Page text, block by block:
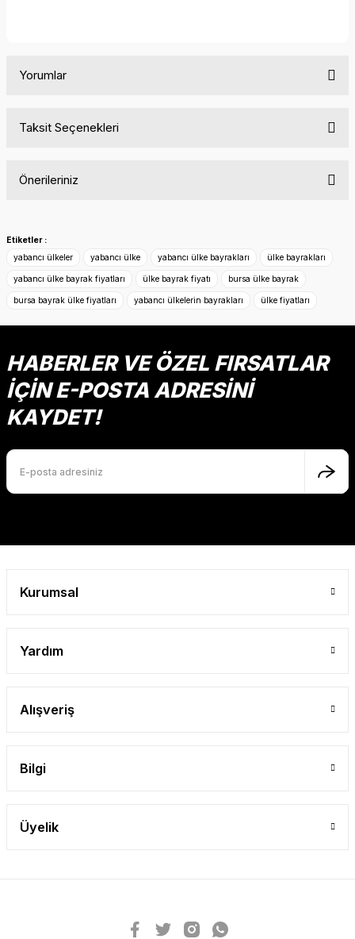
Yorumlar
Taksit Seçenekleri
Önerileriniz
konularda yetersiz gördüğünüz noktaları öneri formunu
Görüş ve önerileriniz için teşekkür ederiz.
Ürün resmi kalitesiz, bozuk veya görüntülenemiyor.
Ürün açıklamasında eksik bilgiler bulunuyor.
Ürün bilgilerinde hatalar bulunuyor.
Ürün fiyatı diğer sitelerden daha pahalı.
Bu ürüne benzer farklı alternatifler olmalı.
Etiketler :
yabancı ülkeler
yabancı ülke yabancı ülke bayrakları ülke bayrakları
yabancı ülke bayrak fiyatları ülke bayrak fiyatı bursa ülke bayrak
bursa bayrak ülke fiyatları yabancı ülkelerin bayrakları ülke fiyatları
HABERLER VE ÖZEL FIRSATLAR
İÇİN E-POSTA ADRESİNİ
KAYDET!
Kurumsal
Yardım
Alışveriş
Bilgi
Üyelik